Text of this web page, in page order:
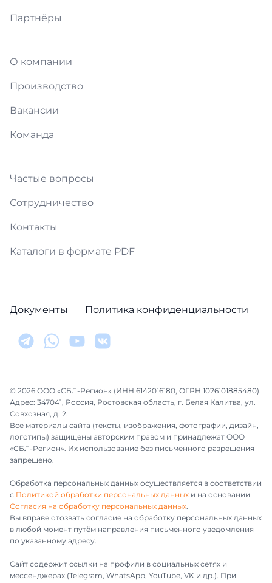
Партнёры
О компании
Производство
Вакансии
Команда
Частые вопросы
Сотрудничество
Контакты
Каталоги в формате PDF
Документы Политика конфиденциальности
© 2026 ООО «СБЛ-Регион» (ИНН 6142016180, ОГРН 1026101885480).
Адрес: 347041, Россия, Ростовская область, г. Белая Калитва, ул.
Совхозная, д. 2.
Все материалы сайта (тексты, изображения, фотографии, дизайн,
логотипы) защищены авторским правом и принадлежат ООО
«СБЛ-Регион». Их использование без письменного разрешения
запрещено.
Обработка персональных данных осуществляется в соответствии
с Политикой обработки персональных данных и на основании
Согласия на обработку персональных данных.
Вы вправе отозвать согласие на обработку персональных данных
в любой момент путём направления письменного уведомления
по указанному адресу.
Сайт содержит ссылки на профили в социальных сетях и
мессенджерах (Telegram, WhatsApp, YouTube, VK и др.). При